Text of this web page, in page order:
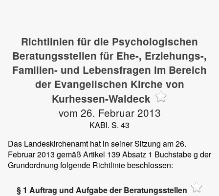
Richtlinien für die Psychologischen
Beratungsstellen für Ehe-, Erziehungs-,
Familien- und Lebensfragen im Bereich
der Evangelischen Kirche von
Kurhessen-Waldeck
vom 26. Februar 2013
KABl. S. 43
Das Landeskirchenamt hat in seiner Sitzung am 26.
Februar 2013 gemäß Artikel 139 Absatz 1 Buchstabe g der
Grundordnung folgende Richtlinie beschlossen:
§ 1 Auftrag und Aufgabe der Beratungsstellen